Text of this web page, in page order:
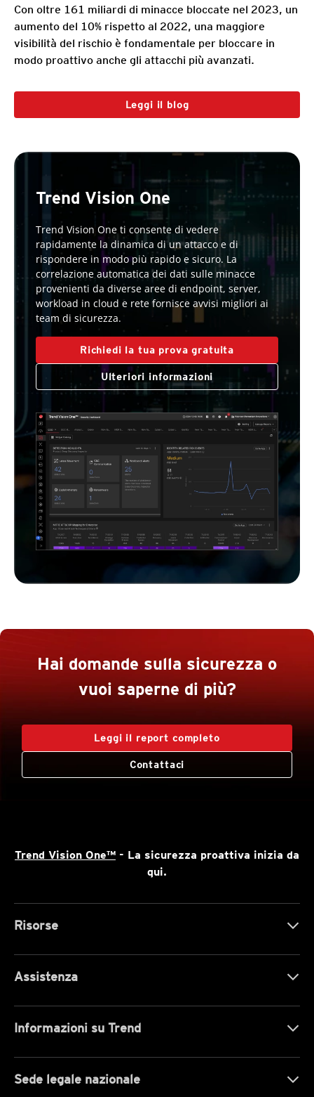
Con oltre 161 miliardi di minacce bloccate nel 2023, un
aumento del 10% rispetto al 2022, una maggiore
visibilità del rischio è fondamentale per bloccare in
modo proattivo anche gli attacchi più avanzati.
Leggi il blog
Trend Vision One
Trend Vision One ti consente di vedere
rapidamente la dinamica di un attacco e di
rispondere in modo più rapido e sicuro. La
correlazione automatica dei dati sulle minacce
provenienti da diverse aree di endpoint, server,
workload in cloud e rete fornisce avvisi migliori ai
team di sicurezza.
Richiedi la tua prova gratuita
Ulteriori informazioni
Hai domande sulla sicurezza o
vuoi saperne di più?
Leggi il report completo
Contattaci
Trend Vision One™ - La sicurezza proattiva inizia da
qui.
Risorse
Assistenza
Informazioni su Trend
Sede legale nazionale